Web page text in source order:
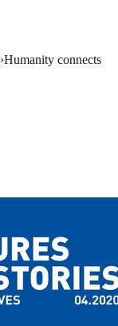
›Humanity connects